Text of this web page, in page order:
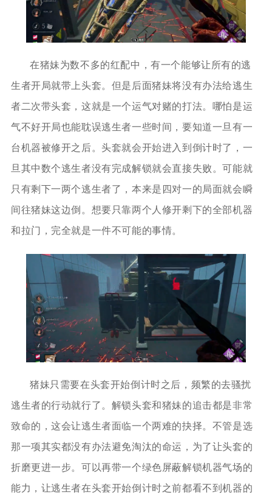
在猪妹为数不多的红配中，有一个能够让所有的逃
生者开局就带上头套。但是后面猪妹将没有办法给逃生
者二次带头套，这就是一个运气对赌的打法。哪怕是运
气不好开局也能耽误逃生者一些时间，要知道一旦有一
台机器被修开之后。头套就会开始进入到倒计时了，一
旦其中数个逃生者没有完成解锁就会直接失败。可能就
只有剩下一两个逃生者了，本来是四对一的局面就会瞬
间往猪妹这边倒。想要只靠两个人修开剩下的全部机器
和拉门，完全就是一件不可能的事情。
猪妹只需要在头套开始倒计时之后，频繁的去骚扰
逃生者的行动就行了。解锁头套和猪妹的追击都是非常
致命的，这会让逃生者面临一个两难的抉择。不管是选
那一项其实都没有办法避免淘汰的命运，为了让头套的
折磨更进一步。可以再带一个绿色屏蔽解锁机器气场的
能力，让逃生者在头套开始倒计时之前都看不到机器的